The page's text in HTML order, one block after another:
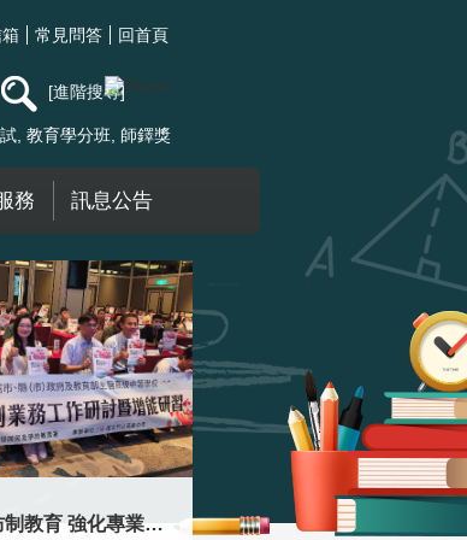
常見問答 回首頁
進階搜尋
教育學分班 師鐸獎
務 訊息公告
落實校園霸凌防制教育 強化專業知能